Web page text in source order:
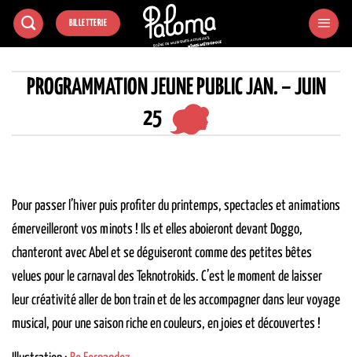
Passer
BILLETTERIE
PROGRAMMATION JEUNE PUBLIC JAN. – JUIN
25
Pour passer l’hiver puis profiter du printemps, spectacles et animations
émerveilleront vos minots ! Ils et elles aboieront devant Doggo,
chanteront avec Abel et se déguiseront comme des petites bêtes
velues pour le carnaval des Teknotrokids. C’est le moment de laisser
leur créativité aller de bon train et de les accompagner dans leur voyage
musical, pour une saison riche en couleurs, en joies et découvertes !